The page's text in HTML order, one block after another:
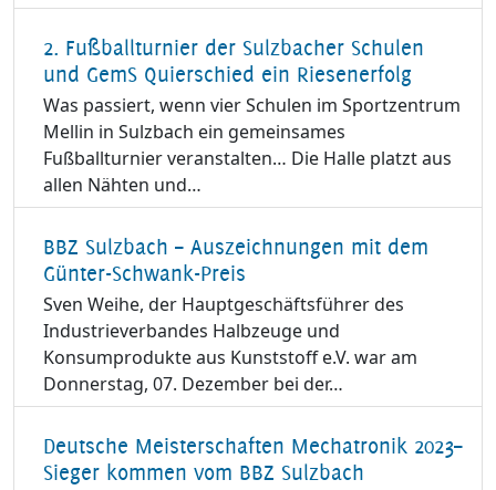
2. Fußballturnier der Sulzbacher Schulen
und GemS Quierschied ein Riesenerfolg
Was passiert, wenn vier Schulen im Sportzentrum
Mellin in Sulzbach ein gemeinsames
Fußballturnier veranstalten… Die Halle platzt aus
allen Nähten und…
BBZ Sulzbach – Auszeichnungen mit dem
Günter-Schwank-Preis
Sven Weihe, der Hauptgeschäftsführer des
Industrieverbandes Halbzeuge und
Konsumprodukte aus Kunststoff e.V. war am
Donnerstag, 07. Dezember bei der…
Deutsche Meisterschaften Mechatronik 2023–
Sieger kommen vom BBZ Sulzbach